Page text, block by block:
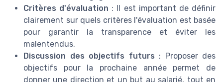
Critères d'évaluation : Il est important de définir
clairement sur quels critères l'évaluation est basée
pour garantir la transparence et éviter les
malentendus.
Discussion des objectifs futurs : Proposer des
objectifs pour la prochaine année permet de
donner une direction et un but au salarié, tout en